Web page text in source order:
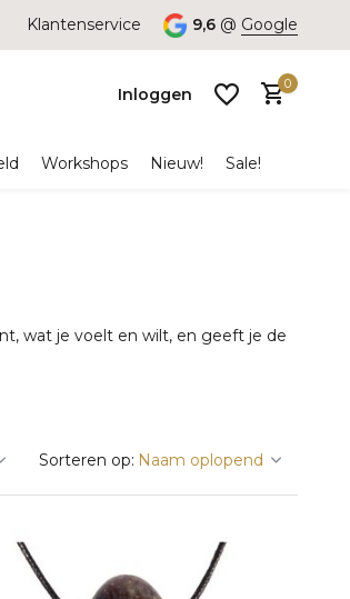
Klantenservice 9,6 @ Google
Inloggen
0
Workshops Nieuw! Sale!
wat je voelt en wilt, en geeft je de
Sorteren op: